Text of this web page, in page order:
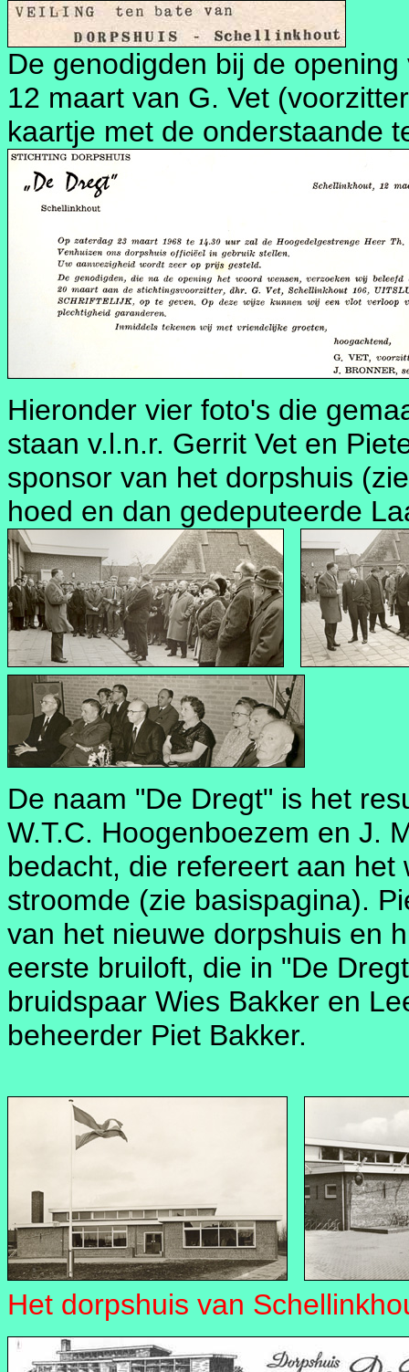
De genodigden bij de
12 maart van G. Vet
kaartje met de onderstaande
Hieronder vier foto's die
staan v.l.n.r. Gerrit Vet en
sponsor van het dorpshuis
hoed en dan gedeputeerde
De naam "De Dregt" is het
W.T.C. Hoogenboezem en J.
bedacht, die refereert aan
stroomde (zie basispagina).
van het nieuwe dorpshuis en
eerste bruiloft, die in "De
bruidspaar Wies Bakker en
beheerder Piet Bakker.
Het dorpshuis van